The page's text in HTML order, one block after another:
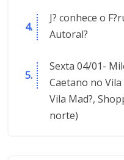
J? conhece o
Autoral?
Sexta 04/01-
Caetano no
Vila Mad?,
norte)